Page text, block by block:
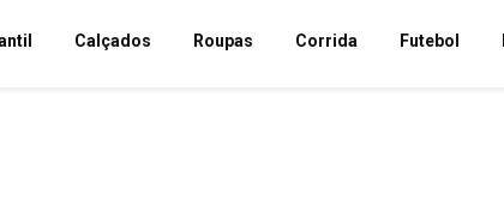
Calçados Roupas Corrida Futebol